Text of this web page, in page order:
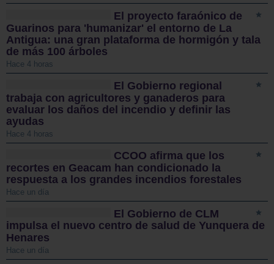
El proyecto faraónico de
Guarinos para 'humanizar' el entorno de La
Antigua: una gran plataforma de hormigón y tala
de más 100 árboles
Hace 4 horas
El Gobierno regional
trabaja con agricultores y ganaderos para
evaluar los daños del incendio y definir las
ayudas
Hace 4 horas
CCOO afirma que los
recortes en Geacam han condicionado la
respuesta a los grandes incendios forestales
Hace un día
El Gobierno de CLM
impulsa el nuevo centro de salud de Yunquera de
Henares
Hace un día